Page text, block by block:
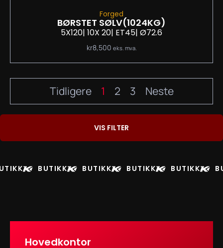
Forged
BØRSTET SØLV(1024KG)
5X120| 10X 20| ET45| Ø72.6
kr8,500 eks. mva.
Tidligere 1 2 3 Neste
VIS FILTER
BUTIKK BUTIKK BUTIKK BUTIKK
Hovedkontor